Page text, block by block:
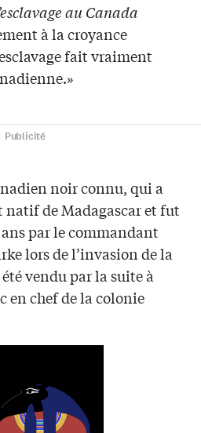
au Canada
à la croyance
fait vraiment
Publicité
noir connu, qui a
natif de Madagascar et fut
ans par le commandant
lors de l’invasion de la
vendu par la suite à
en chef de la colonie